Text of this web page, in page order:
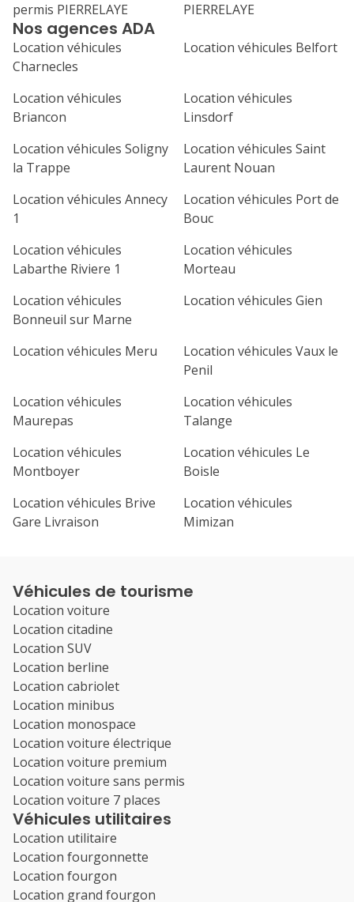
31
septembre 2026
lu
3
7 9
16
21 22 23 24 25
Nos agences ADA
Location véhicules
Charnecles
Location véhicules Belfort
Location véhicules
Briancon
Location véhicules
Linsdorf
Location véhicules Soligny
la Trappe
Location véhicules Saint
Laurent Nouan
Location véhicules Annecy
1
Location véhicules Port de
Bouc
Location véhicules
Labarthe Riviere 1
Location véhicules
Morteau
Location véhicules
Bonneuil sur Marne
Location véhicules Gien
Location véhicules Meru
Location véhicules Vaux le
Penil
Location véhicules
Maurepas
Location véhicules
Talange
Location véhicules
Montboyer
Location véhicules Le
Boisle
Location véhicules Brive
Gare Livraison
Location véhicules
Mimizan
permis PIERRELAYE
PIERRELAYE
Véhicules de tourisme
Location voiture
Location citadine
Location SUV
Location berline
Location cabriolet
Location minibus
Location monospace
Location voiture électrique
Location voiture premium
Location voiture sans permis
Location voiture 7 places
Véhicules utilitaires
Location utilitaire
Location fourgonnette
Location fourgon
Location grand fourgon